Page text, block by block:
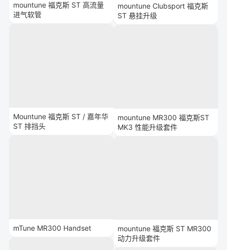
mountune 福克斯 ST 高流量
进气软管
Mountune 福克斯 ST / 嘉年华
ST 排挡头
mTune MR300 Handset
mountune Clubsport 福克斯
ST 悬挂升级
mountune MR300 福克斯ST
MK3 性能升级套件
mountune 福克斯 ST MR300
动力升级套件